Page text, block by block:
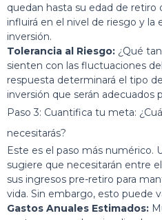
quedan hasta su edad de retiro
influirá en el nivel de riesgo y la
inversión.
Tolerancia al Riesgo: ¿Qué
sienten con las fluctuaciones
respuesta determinará el tipo
inversión que serán adecuados
Paso 3: Cuantifica tu meta:
necesitarás?
Este es el paso más numérico.
sugiere que necesitarán entre
sus ingresos pre-retiro para
vida. Sin embargo, esto puede
Gastos Anuales Estimados: